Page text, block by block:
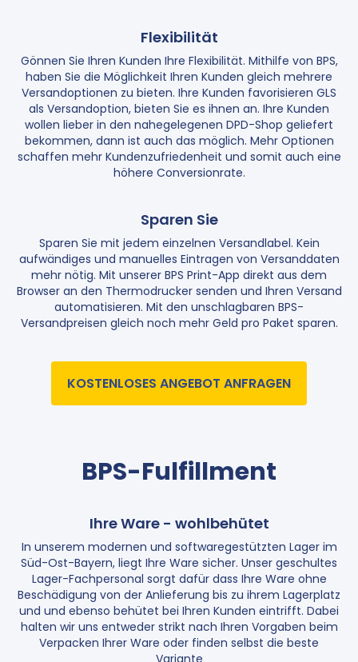
Flexibilität
Gönnen Sie Ihren Kunden Ihre Flexibilität. Mithilfe von BPS,
haben Sie die Möglichkeit Ihren Kunden gleich mehrere
Versandoptionen zu bieten. Ihre Kunden favorisieren GLS
als Versandoption, bieten Sie es ihnen an. Ihre Kunden
wollen lieber in den nahegelegenen DPD-Shop geliefert
bekommen, dann ist auch das möglich. Mehr Optionen
schaffen mehr Kundenzufriedenheit und somit auch eine
höhere Conversionrate.
Sparen Sie
Sparen Sie mit jedem einzelnen Versandlabel. Kein
aufwändiges und manuelles Eintragen von Versanddaten
mehr nötig. Mit unserer BPS Print-App direkt aus dem
Browser an den Thermodrucker senden und Ihren Versand
automatisieren. Mit den unschlagbaren BPS-
Versandpreisen gleich noch mehr Geld pro Paket sparen.
KOSTENLOSES ANGEBOT ANFRAGEN
Ihre Ware - wohlbehütet
In unserem modernen und softwaregestützten Lager im
Süd-Ost-Bayern, liegt Ihre Ware sicher. Unser geschultes
Lager-Fachpersonal sorgt dafür dass Ihre Ware ohne
Beschädigung von der Anlieferung bis zu ihrem Lagerplatz
und und ebenso behütet bei Ihren Kunden eintrifft. Dabei
halten wir uns entweder strikt nach Ihren Vorgaben beim
Verpacken Ihrer Ware oder finden selbst die beste
BPS-Fulfillment